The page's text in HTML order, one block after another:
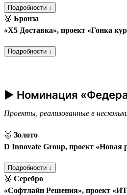
Подробности ↓
🥉 Бронза
«Х5 Доставка», проект «Гонка
Подробности ↓
► Номинация
Проекты, реализованные в
🥇 Золото
D Innovate Group, проект «Новая
Подробности ↓
🥈 Серебро
«Софтлайн Решения», проект